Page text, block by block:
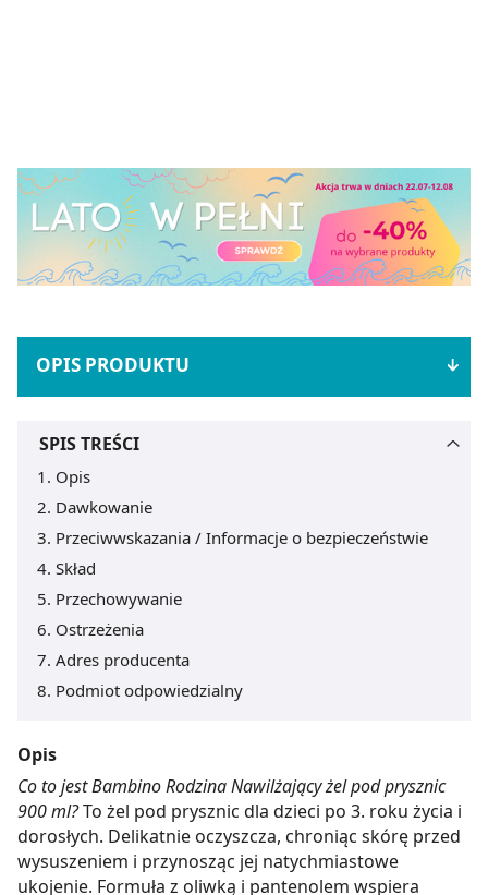
OPIS PRODUKTU
SPIS TREŚCI
Opis
Dawkowanie
Przeciwwskazania / Informacje o bezpieczeństwie
Skład
Przechowywanie
Ostrzeżenia
Adres producenta
Podmiot odpowiedzialny
Opis
Co to jest Bambino Rodzina Nawilżający żel pod prysznic
900 ml?To żel pod prysznic dla dzieci po 3. roku życia i
dorosłych. Delikatnie oczyszcza, chroniąc skórę przed
wysuszeniem i przynosząc jej natychmiastowe
ukojenie. Formuła z oliwką i pantenolem wspiera